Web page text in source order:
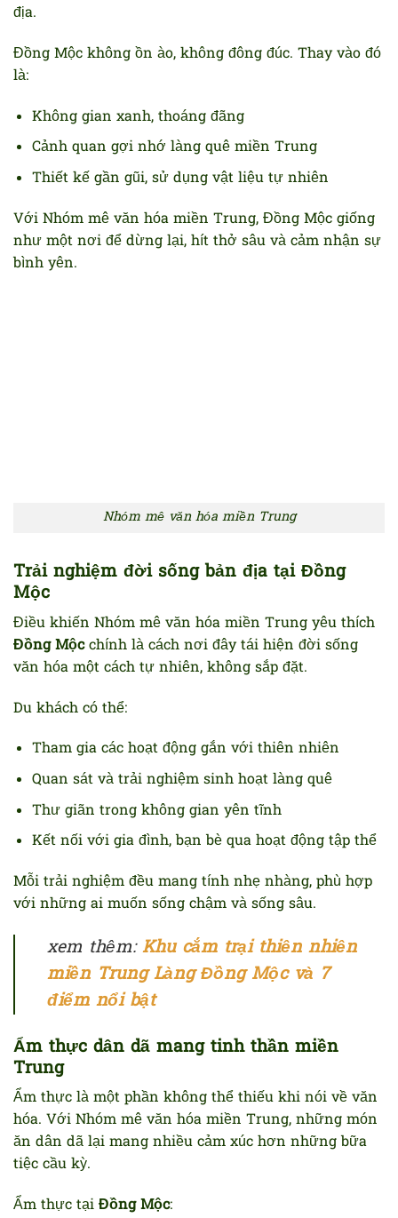
địa.
Đồng Mộc không ồn ào, không đông đúc. Thay vào đó
là:
Không gian xanh, thoáng đãng
Cảnh quan gợi nhớ làng quê miền Trung
Thiết kế gần gũi, sử dụng vật liệu tự nhiên
Với Nhóm mê văn hóa miền Trung, Đồng Mộc giống
như một nơi để dừng lại, hít thở sâu và cảm nhận sự
bình yên.
Nhóm mê văn hóa miền Trung
Trải nghiệm đời sống bản địa tại Đồng
Mộc
Điều khiến Nhóm mê văn hóa miền Trung yêu thích
Đồng Mộcchính là cách nơi đây tái hiện đời sống
văn hóa một cách tự nhiên, không sắp đặt.
Du khách có thể:
Tham gia các hoạt động gắn với thiên nhiên
Quan sát và trải nghiệm sinh hoạt làng quê
Thư giãn trong không gian yên tĩnh
Kết nối với gia đình, bạn bè qua hoạt động tập thể
Mỗi trải nghiệm đều mang tính nhẹ nhàng, phù hợp
với những ai muốn sống chậm và sống sâu.
xem thêm:Khu cắm trại thiên nhiên
miền Trung Làng Đồng Mộc và 7
điểm nổi bật
Ẩm thực dân dã mang tinh thần miền
Trung
Ẩm thực là một phần không thể thiếu khi nói về văn
hóa. Với Nhóm mê văn hóa miền Trung, những món
ăn dân dã lại mang nhiều cảm xúc hơn những bữa
tiệc cầu kỳ.
Ẩm thực tại Đồng Mộc: